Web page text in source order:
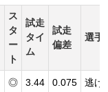
ス
タ
ー
ト
試走
タイ
ム
試走
偏差
選手
◎ 3.44 0.075 逃げ